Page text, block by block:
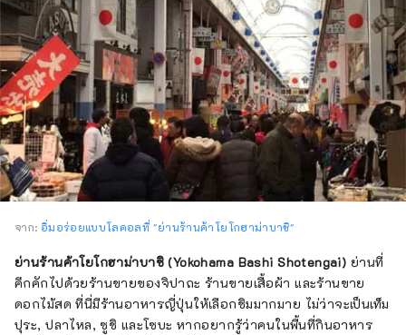
จาก: อิ่มอร่อยแบบโลคอลที่ "ย่านร้านค้าโยโกฮาม่าบาชิ"
ย่านร้านค้าโยโกฮาม่าบาชิ (Yokohama Bashi Shotengai) ย่านที่
คึกคักไปด้วยร้านขายของจิปาถะ ร้านขายเสื้อผ้า และร้านขาย
ดอกไม้สด ที่นี่มีร้านอาหารญี่ปุ่นให้เลือกชิมมากมาย ไม่ว่าจะเป็นเท็ม
ปุระ, ปลาไหล, ซูชิ และโซบะ หากอยากรู้ว่าคนในพื้นที่กินอาหาร